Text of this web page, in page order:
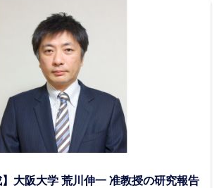
】大阪大学 荒川伸一 准教授の研究報告